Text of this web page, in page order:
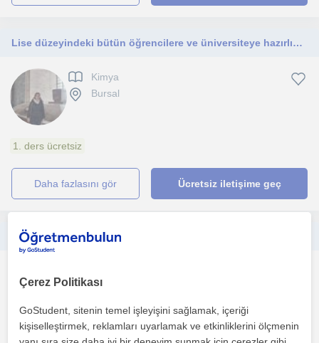
Lise düzeyindeki bütün öğrencilere ve üniversiteye hazırlık öğrencilerin Kimya eksikleri tamamlanır
Kimya
Bursal
1. ders ücretsiz
daha fazlasını gör Ücretsiz iletişime geç
Bursal
Bire bir eğitim vereceğimi düşünüyorum kendimi temel kimya
Çerez Politikası
GoStudent, sitenin temel işleyişini sağlamak, içeriği
kişiselleştirmek, reklamları uyarlamak ve etkinliklerini ölçmenin